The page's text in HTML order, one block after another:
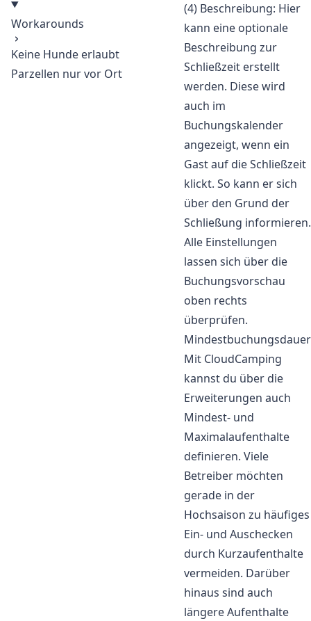
Workarounds
Keine Hunde erlaubt
Parzellen nur vor Ort
(4) Beschreibung: Hier
kann eine optionale
Beschreibung zur
Schließzeit erstellt
werden. Diese wird
auch im
Buchungskalender
angezeigt, wenn ein
Gast auf die Schließzeit
klickt. So kann er sich
über den Grund der
Schließung informieren.
Alle Einstellungen
lassen sich über die
Buchungsvorschau
oben rechts
überprüfen.
Mindestbuchungsdauer
Mit CloudCamping
kannst du über die
Erweiterungen auch
Mindest- und
Maximalaufenthalte
definieren. Viele
Betreiber möchten
gerade in der
Hochsaison zu häufiges
Ein- und Auschecken
durch Kurzaufenthalte
vermeiden. Darüber
hinaus sind auch
längere Aufenthalte